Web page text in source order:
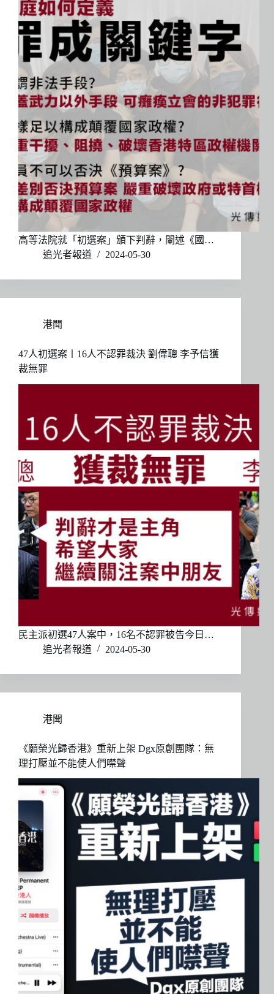
高等法院就「初選案」頒下判辭，闡述《國…
追光者報道
2024-05-30
港聞
47人初選案〡16人不認罪裁決 劉偉聰 李予信獲
裁無罪
民主派初選47人案中，16名不認罪被告今日…
追光者報道
2024-05-30
港聞
《願榮光歸香港》重新上架 Dgx原創團隊：無
理打壓並不能使人們噤聲